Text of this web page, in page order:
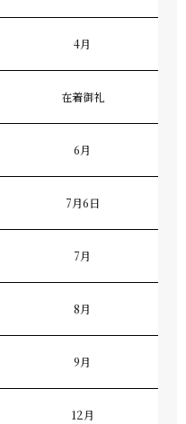
4月
在着御礼
6月
7月6日
7月
8月
9月
12月